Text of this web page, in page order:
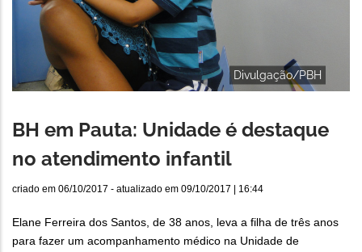
Divulgação/PBH
BH em Pauta: Unidade é destaque
no atendimento infantil
criado em 06/10/2017 - atualizado em 09/10/2017 | 16:44
Elane Ferreira dos Santos, de 38 anos, leva a filha de três anos
para fazer um acompanhamento médico na Unidade de